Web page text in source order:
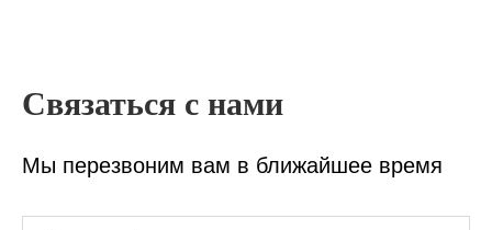
Связаться с нами
Мы перезвоним вам в ближайшее время